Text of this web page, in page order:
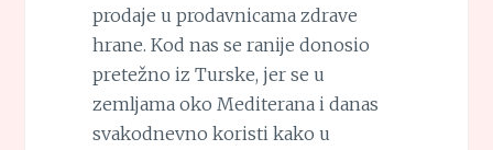
prodaje u prodavnicama zdrave
hrane. Kod nas se ranije donosio
pretežno iz Turske, jer se u
zemljama oko Mediterana i danas
svakodnevno koristi kako u